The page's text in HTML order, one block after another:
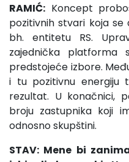
RAMIĆ: Koncept
pozitivnih stvari koja se
bh. entitetu RS.
zajednička
predstojeće izbore.
i tu pozitivnu energiju
rezultat. U konačnici,
broju zastupnika koji
odnosno skupštini.
STAV: Mene bi